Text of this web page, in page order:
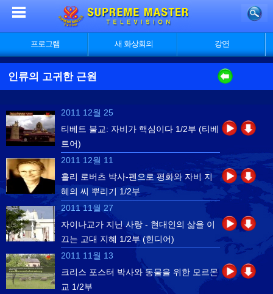
프로그램 새 화상회의 강연
인류의 고귀한 근원
2011 12월 25
티베트 불교: 자비가 핵심이다 1/2부 (티베
트어)
2011 12월 11
홀리 로버츠 박사-펜으로 평화와 자비 지
혜의 씨 뿌리기 1/2부
2011 11월 27
자이나교가 지닌 사랑 - 현대인의 삶을 이
끄는 고대 지혜 1/2부 (힌디어)
2011 11월 13
크리스 포스터 박사와 동물을 위한 모르몬
교 1/2부